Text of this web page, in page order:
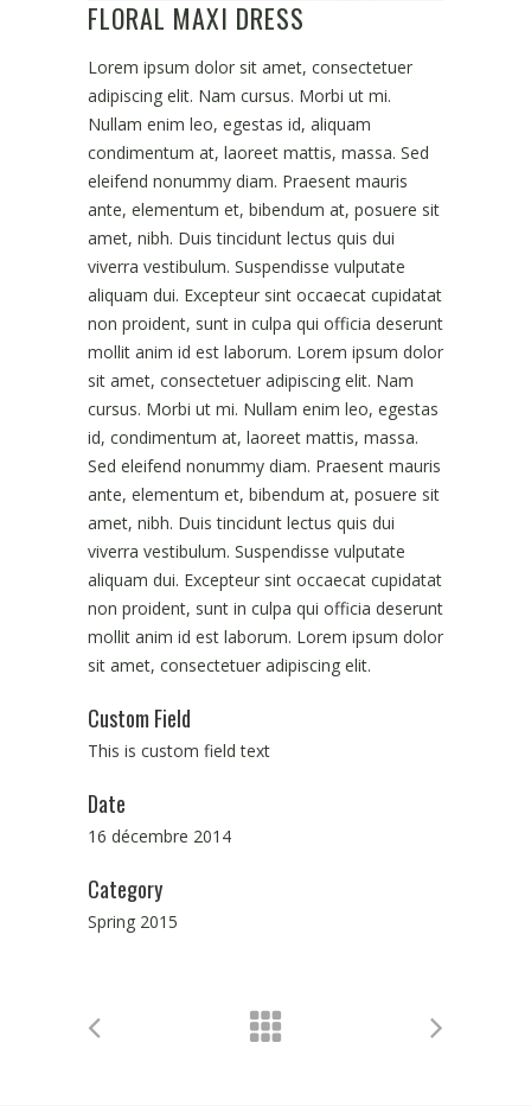
FLORAL MAXI DRESS
Lorem ipsum dolor sit amet, consectetuer
adipiscing elit. Nam cursus. Morbi ut mi.
Nullam enim leo, egestas id, aliquam
condimentum at, laoreet mattis, massa. Sed
eleifend nonummy diam. Praesent mauris
ante, elementum et, bibendum at, posuere sit
amet, nibh. Duis tincidunt lectus quis dui
viverra vestibulum. Suspendisse vulputate
aliquam dui. Excepteur sint occaecat cupidatat
non proident, sunt in culpa qui officia deserunt
mollit anim id est laborum. Lorem ipsum dolor
sit amet, consectetuer adipiscing elit. Nam
cursus. Morbi ut mi. Nullam enim leo, egestas
id, condimentum at, laoreet mattis, massa.
Sed eleifend nonummy diam. Praesent mauris
ante, elementum et, bibendum at, posuere sit
amet, nibh. Duis tincidunt lectus quis dui
viverra vestibulum. Suspendisse vulputate
aliquam dui. Excepteur sint occaecat cupidatat
non proident, sunt in culpa qui officia deserunt
mollit anim id est laborum. Lorem ipsum dolor
sit amet, consectetuer adipiscing elit.
Custom Field
This is custom field text
Date
16 décembre 2014
Category
Spring 2015